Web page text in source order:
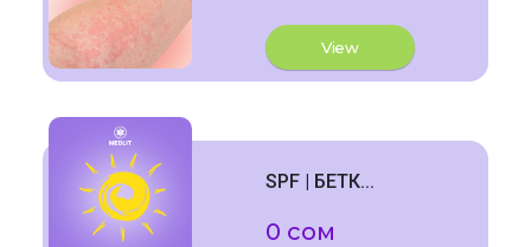
View
SPF | БЕТК...
0 сом